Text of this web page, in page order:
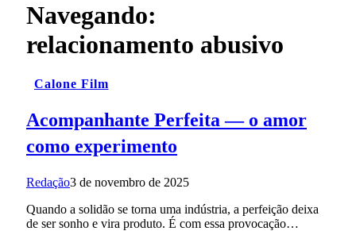
Navegando:
relacionamento abusivo
Calone Film
Acompanhante Perfeita — o amor
como experimento
Redação3 de novembro de 2025
Quando a solidão se torna uma indústria, a perfeição deixa
de ser sonho e vira produto. É com essa provocação…